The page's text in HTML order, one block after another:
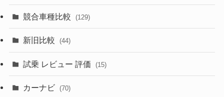
(328)
(253)
(85)
(84)
(50)
(58)
(3)
(3) (5)
(7)
競合車種比較 (129)
新旧比較 (44)
試乗 レビュー 評価 (15)
カーナビ (70)